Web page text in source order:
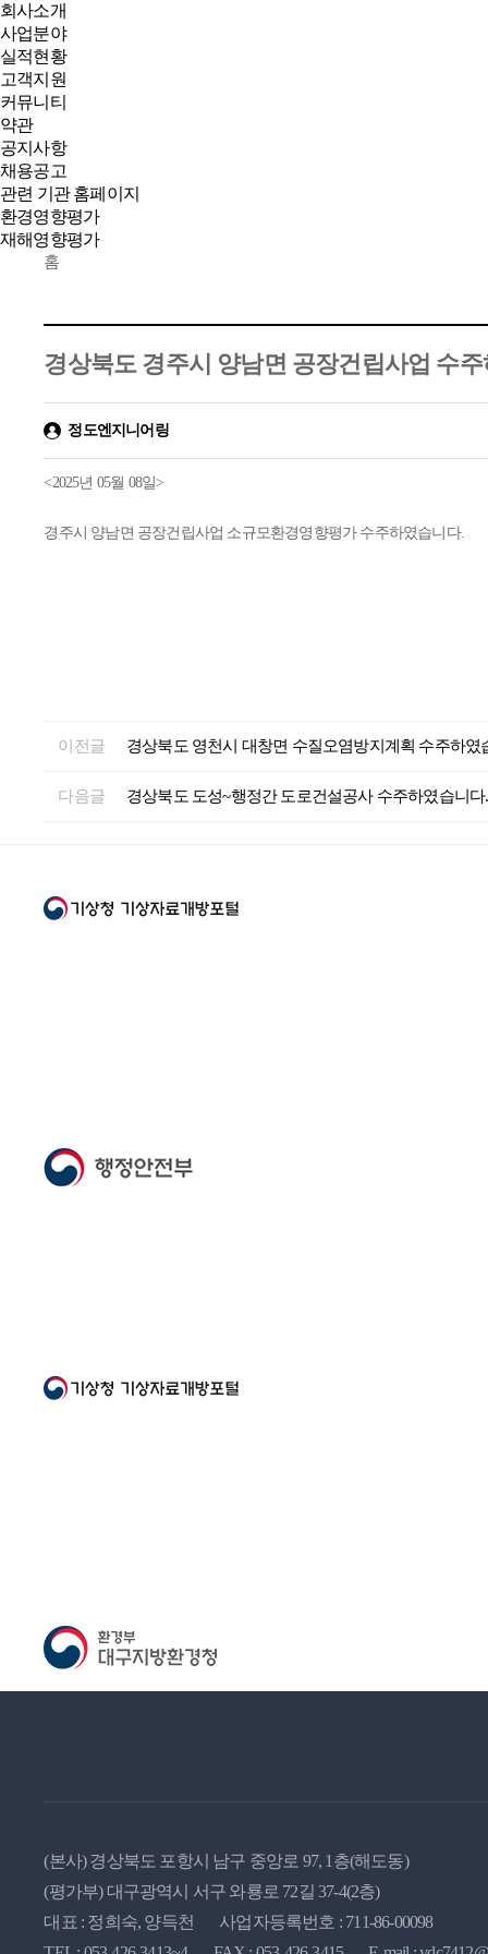
회사소개
사업분야
실적현황
고객지원
커뮤니티
약관
공지사항
채용공고
관련 기관 홈페이지
환경영향평가
재해영향평가
홈
경상북도 경주시 양남면 공장건립사업 수
정도엔지니어링
<2025년 05월 08일>
경주시 양남면 공장건립사업 소규모환경영향평가 수주하였습니다.
이전글 경상북도 영천시 대창면 수질오염방지계획 수주하였
다음글 경상북도 도성~행정간 도로건설공사 수주하였습니다.
(본사) 경상북도 포항시 남구 중앙로 97, 1층(해도동)
(평가부) 대구광역시 서구 와룡로 72길 37-4(2층)
대표 : 정희숙, 양득천
사업자등록번호 : 711-86-00098